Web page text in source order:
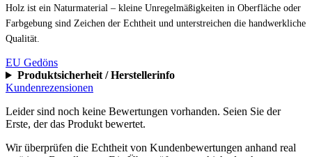
Holz ist ein Naturmaterial – kleine Unregelmäßigkeiten in Oberfläche oder
Farbgebung sind Zeichen der Echtheit und unterstreichen die handwerkliche
Qualität.
EU Gedöns
Produktsicherheit / Herstellerinfo
Kundenrezensionen
Leider sind noch keine Bewertungen vorhanden. Seien Sie der
Erste, der das Produkt bewertet.
Wir überprüfen die Echtheit von Kundenbewertungen anhand real